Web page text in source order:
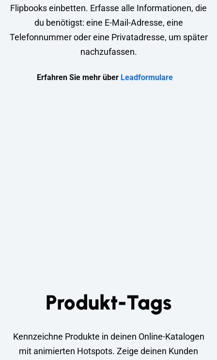
Flipbooks einbetten. Erfasse alle Informationen, die
du benötigst: eine E-Mail-Adresse, eine
Telefonnummer oder eine Privatadresse, um später
nachzufassen.
Erfahren Sie mehr über Leadformulare
Produkt-Tags
Kennzeichne Produkte in deinen Online-Katalogen
mit animierten Hotspots. Zeige deinen Kunden